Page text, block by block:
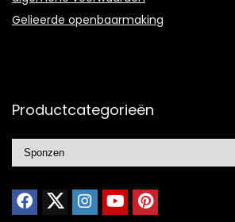
Gelieerde openbaarmaking
Productcategorieën